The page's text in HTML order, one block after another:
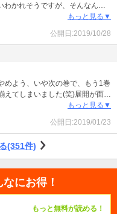
かれそうですが、そんなん関
逃げる、戦う漫画ではない所も
す。
もっと見る▼
公開日:2019/10/28
めよう、いや次の巻で、もう1巻
てしまいました(笑)展開が面白
ネルギーと成長をひしひしと感
とわくわくしてしまいます！
絡んでないのも個人的にですが
もっと見る▼
公開日:2019/01/23
(351件)
なにお得！
もっと無料が読める！